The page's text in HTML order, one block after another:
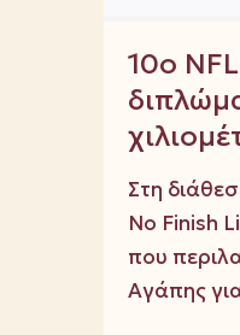
10ο
Στη
No Finish
που
Αγάπης